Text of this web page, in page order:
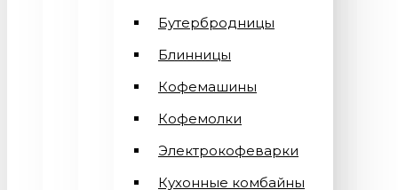
Бутербродницы
Блинницы
Кофемашины
Кофемолки
Электрокофеварки
Кухонные комбайны